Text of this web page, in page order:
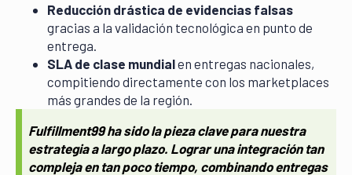
Reducción drástica de evidencias falsas
gracias a la validación tecnológica en punto de
entrega.
SLA de clase mundialen entregas nacionales,
compitiendo directamente con los marketplaces
más grandes de la región.
Fulfillment99 ha sido la pieza clave para nuestra
estrategia a largo plazo. Lograr una integración tan
compleja en tan poco tiempo, combinando entregas